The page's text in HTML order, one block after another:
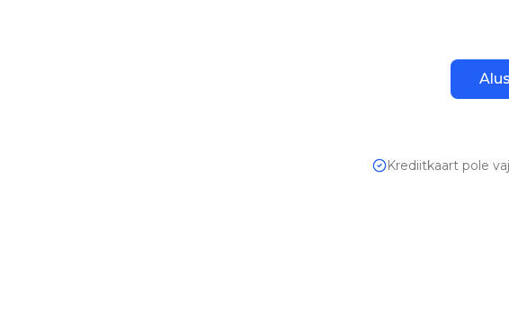
Krediitkaart pole